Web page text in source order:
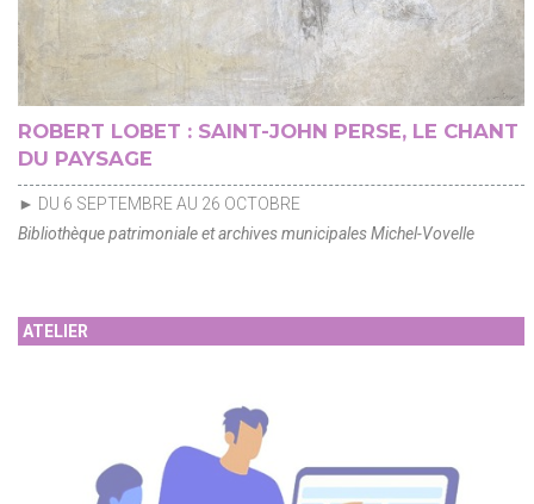
ROBERT LOBET : SAINT-JOHN PERSE, LE CHANT
DU PAYSAGE
► DU 6 SEPTEMBRE AU 26 OCTOBRE
Bibliothèque patrimoniale et archives municipales Michel-Vovelle
ATELIER